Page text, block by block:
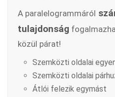
A paralelogrammáról
tulajdonság
közül párat!
Szemközti oldalai
Szemközti oldalai
Átlói felezik egymást